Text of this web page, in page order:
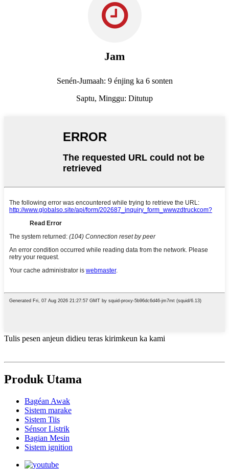
Jam
Senén-Jumaah: 9 énjing ka 6 sonten
Saptu, Minggu: Ditutup
Tulis pesen anjeun didieu teras kirimkeun ka kami
Produk Utama
Bagéan Awak
Sistem marake
Sistem Tiis
Sénsor Listrik
Bagian Mesin
Sistem ignition